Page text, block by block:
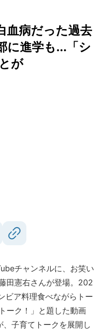
血病だった過去
に進学も...「シ
が
チャンネルに、お笑い
田憲右さんが登場。202
ビア料理食べながらトー
ーク！」と題した動画
子育てトークを展開し